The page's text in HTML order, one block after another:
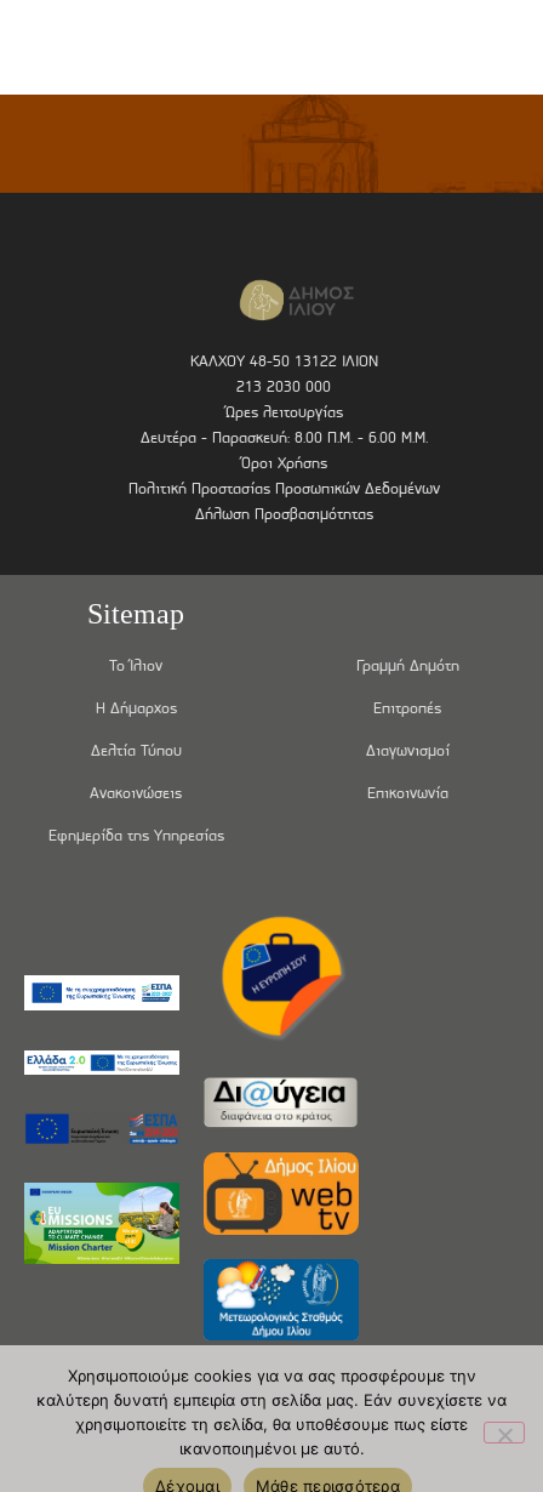
ΚΑΛΧΟΥ 48-50 13122 ΙΛΙΟΝ
213 2030 000
Ώρες λειτουργίας
Δευτέρα - Παρασκευή: 8.00 Π.Μ. - 6.00 Μ.Μ.
Όροι Χρήσης
Πολιτική Προστασίας Προσωπικών Δεδομένων
Δήλωση Προσβασιμότητας
Sitemap
Το Ίλιον
Η Δήμαρχος
Δελτία Τύπου
Ανακοινώσεις
Εφημερίδα της Υπηρεσίας
Γραμμή Δημότη
Επιτροπές
Διαγωνισμοί
Επικοινωνία
Copyright 2020 © Δήμος Ιλίου
| powered by Evolutionprojects
Χρησιμοποιούμε cookies για να σας προσφέρουμε την
καλύτερη δυνατή εμπειρία στη σελίδα μας. Εάν συνεχίσετε να
χρησιμοποιείτε τη σελίδα, θα υποθέσουμε πως είστε
ικανοποιημένοι με αυτό.
Δέχομαι
Μάθε περισσότερα